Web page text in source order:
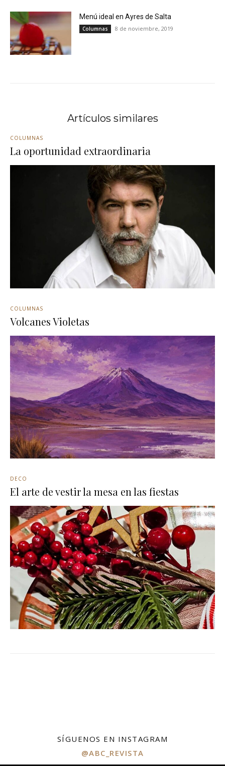
Menú ideal en Ayres de Salta
Columnas 8 de noviembre, 2019
Artículos similares
COLUMNAS
La oportunidad extraordinaria
COLUMNAS
Volcanes Violetas
DECO
El arte de vestir la mesa en las fiestas
SÍGUENOS EN INSTAGRAM
@ABC_REVISTA